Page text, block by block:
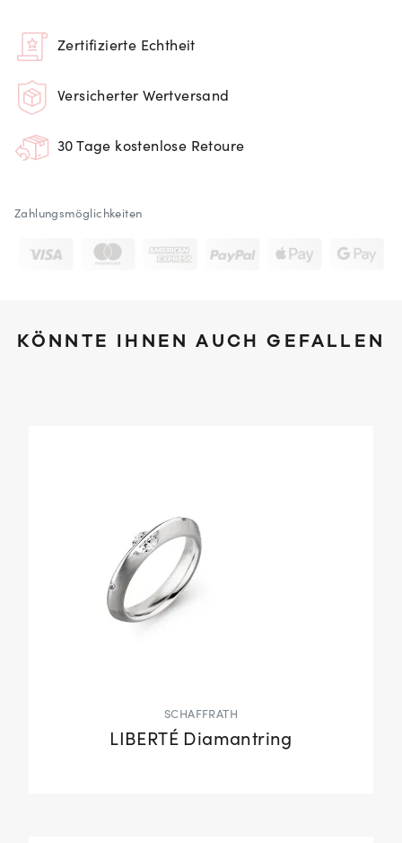
Zertifizierte Echtheit
Versicherter Wertversand
30 Tage kostenlose Retoure
Zahlungsmöglichkeiten
KÖNNTE IHNEN AUCH GEFALLEN
SCHAFFRATH
LIBERTÉ Diamantring